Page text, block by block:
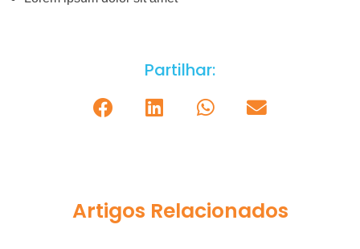
Partilhar:
Artigos Relacionados